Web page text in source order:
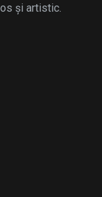
și artistic.